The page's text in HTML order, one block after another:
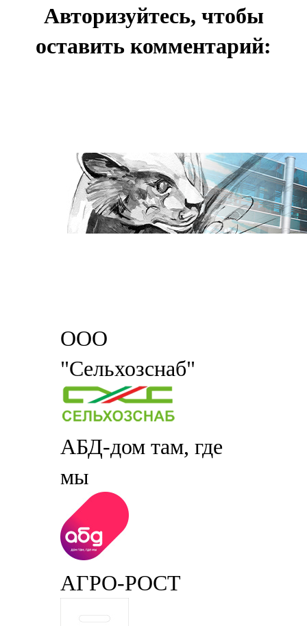
Авторизуйтесь, чтобы
оставить комментарий:
ООО
"Сельхозснаб"
АБД-дом там, где
мы
АГРО-РОСТ